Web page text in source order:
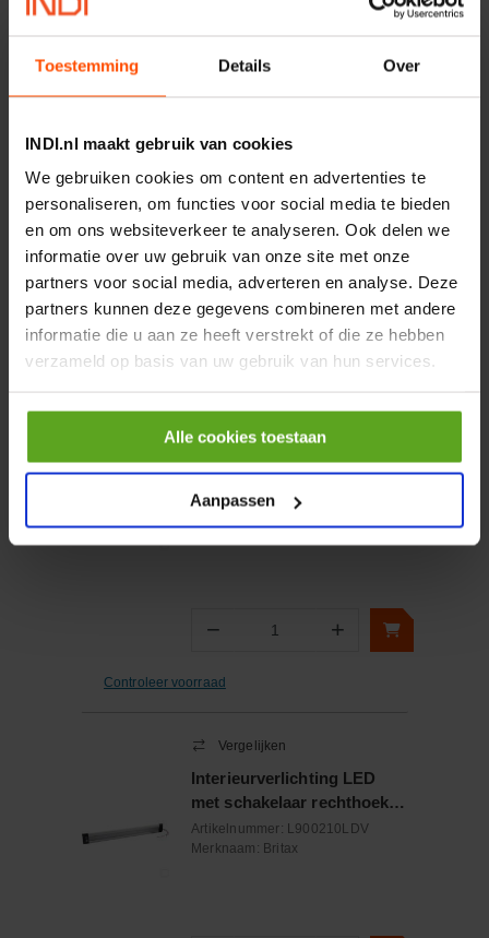
Toestemming Details Over
INDI.nl maakt gebruik van cookies
We gebruiken cookies om content en advertenties te
personaliseren, om functies voor social media te bieden
en om ons websiteverkeer te analyseren. Ook delen we
informatie over uw gebruik van onze site met onze
partners voor social media, adverteren en analyse. Deze
partners kunnen deze gegevens combineren met andere
informatie die u aan ze heeft verstrekt of die ze hebben
verzameld op basis van uw gebruik van hun services.
Alle cookies toestaan
Aanpassen
plafonnier LED met
schakelaar 355x59mm
12/24V 3.5W
Artikelnummer: 2JA007373151
− Aantal +
Controleer voorraad
schakelaar, 200 mm 5 W
Artikelnummer:
LA50023
− Aantal +
Controleer voorraad
Vergelijken
Interieurverlichting LED
met schakelaar rechthoek
12/24V 1130 Lumen
Artikelnummer: L900210LDV
Merknaam: Britax